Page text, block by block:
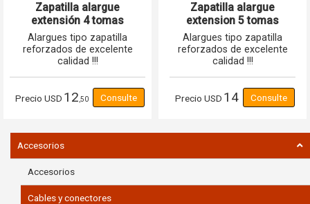
Accesorios
Accesorios
Cables y conectores
Zapatilla alargue
extensión 4 tomas
corriente schuko 16A
Alargues tipo zapatilla
reforzados de excelente
calidad !!!
Precio USD 12,50
Zapatilla alargue
extension 5 tomas
corriente schuko 16A
Alargues tipo zapatilla
reforzados de excelente
calidad !!!
Precio USD 14